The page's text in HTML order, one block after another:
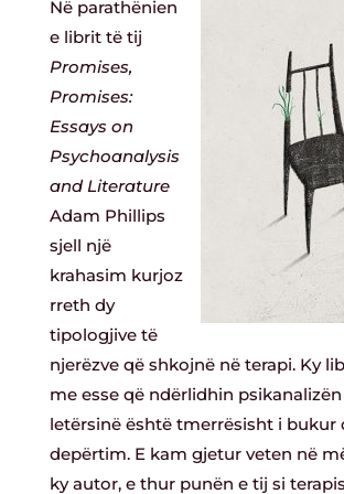
Në parathënien
e librit të tij
Promises,
Promises:
Essays on
Psychoanalysis
and Literature
Adam Phillips
sjell një
krahasim kurjoz
rreth dy
tipologjive të
njerëzve që shkojnë në terapi. Ky
me esse që ndërlidhin
letërsinë është tmerrësisht i bukur
depërtim. E kam gjetur veten në
ky autor, e thur punën e tij si